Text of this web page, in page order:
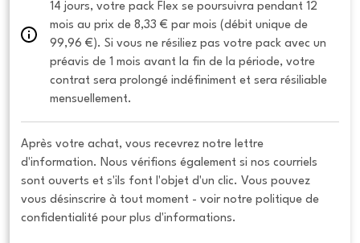
14 jours, votre pack Flex se poursuivra pendant 12
mois au prix de 8,33 € par mois (débit unique de
99,96 €). Si vous ne résiliez pas votre pack avec un
préavis de 1 mois avant la fin de la période, votre
contrat sera prolongé indéfiniment et sera résiliable
mensuellement.
Après votre achat, vous recevrez notre lettre
d'information. Nous vérifions également si nos courriels
sont ouverts et s'ils font l'objet d'un clic. Vous pouvez
vous désinscrire à tout moment - voir notre politique de
confidentialité pour plus d'informations.